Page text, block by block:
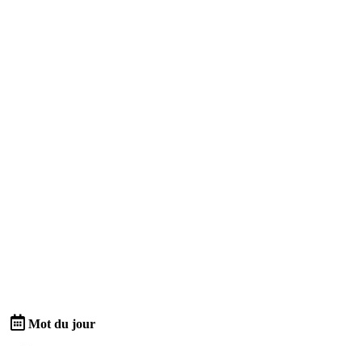
Mot du jour